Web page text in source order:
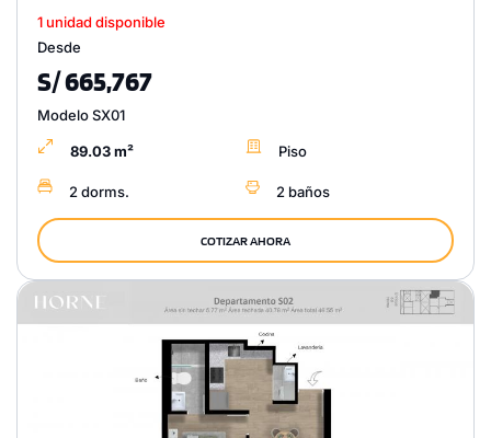
1 unidad disponible
Desde
S/ 665,767
Modelo SX01
89.03 m² Piso
2 dorms. 2 baños
COTIZAR AHORA